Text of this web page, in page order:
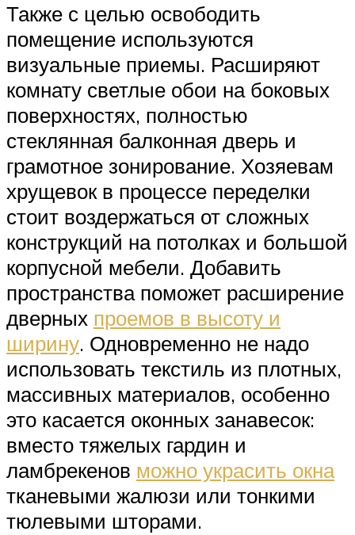
Также с целью освободить
помещение используются
визуальные приемы. Расширяют
комнату светлые обои на боковых
поверхностях, полностью
стеклянная балконная дверь и
грамотное зонирование. Хозяевам
хрущевок в процессе переделки
стоит воздержаться от сложных
конструкций на потолках и большой
корпусной мебели. Добавить
пространства поможет расширение
дверных проемов в высоту и
ширину. Одновременно не надо
использовать текстиль из плотных,
массивных материалов, особенно
это касается оконных занавесок:
вместо тяжелых гардин и
ламбрекенов можно украсить окна
тканевыми жалюзи или тонкими
тюлевыми шторами.